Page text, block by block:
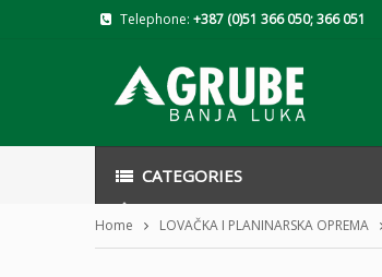
Telephone: +387 (0)51 366 050; 366 051
CATEGORIES
Home LOVAČKA I PLANINARSKA OPREMA